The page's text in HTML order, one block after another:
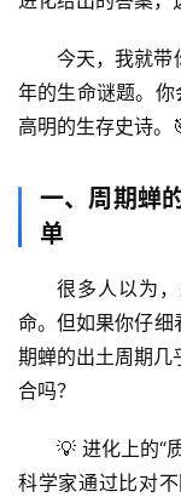
今天，我就带
年的生命谜题。你
高明的生存史诗。
一、周期蝉
单
很多人以为
命。但如果你仔细
期蝉的出土周期
合吗？
💡 进化上的“
科学家通过比对